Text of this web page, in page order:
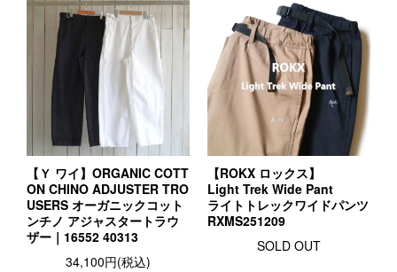
【Ｙ ワイ】ORGANIC COTT
ON CHINO ADJUSTER TRO
USERS オーガニックコット
ンチノ アジャスタートラウ
ザー｜16552 40313
34,100円(税込)
【ROKX ロックス】
Light Trek Wide Pant
ライトトレックワイドパンツ
RXMS251209
SOLD OUT